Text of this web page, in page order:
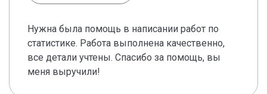
Нужна была помощь в написании работ по
статистике. Работа выполнена качественно,
все детали учтены. Спасибо за помощь, вы
меня выручили!